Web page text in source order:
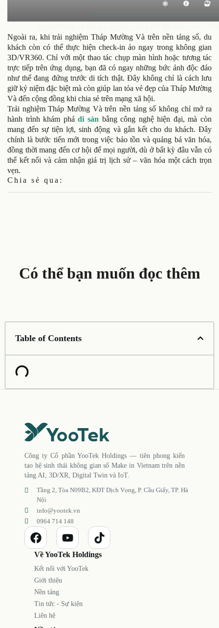
Ngoài ra, khi trải nghiệm Tháp Mường Và trên nền tảng số, du
khách còn có thể thực hiện check-in ảo ngay trong không gian
3D/VR360. Chỉ với một thao tác chụp màn hình hoặc tương tác
trực tiếp trên ứng dụng, bạn đã có ngay những bức ảnh độc đáo
như thể đang đứng trước di tích thật. Đây không chỉ là cách lưu
giữ kỷ niệm đặc biệt mà còn giúp lan tỏa vẻ đẹp của Tháp Mường
Và đến cộng đồng khi chia sẻ trên mạng xã hội.
Trải nghiệm Tháp Mường Và trên nền tảng số không chỉ mở ra
hành trình khám phádi sản bằng công nghệ hiện đại, mà còn
mang đến sự tiện lợi, sinh động và gắn kết cho du khách. Đây
chính là bước tiến mới trong việc bảo tồn và quảng bá văn hóa,
đồng thời mang đến cơ hội để mọi người, dù ở bất kỳ đâu vẫn có
thể kết nối và cảm nhận giá trị lịch sử – văn hóa một cách trọn
vẹn.
Chia sẻ qua:
Có thể bạn muốn đọc thêm
Table of Contents
Công ty Cổ phần YooTek Holdings — tiên phong kiến
tạo hệ sinh thái không gian số Make in Vietnam trên nền
tảng AI, 3D/XR, Digital Twin và IoT.
Tầng 2, Tòa N09B2, KĐT Dịch Vọng, P. Cầu Giấy, TP. Hà
Nội
info@yootek.vn
0964 714 148
Về YooTek Holdings
Kết nối với YooTek
Giới thiệu
Nền tảng
Tin tức - Sự kiện
Liên hệ